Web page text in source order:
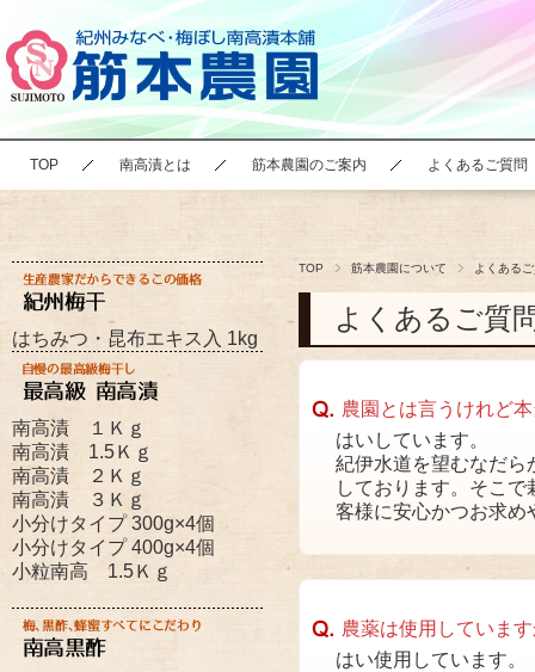
TOP 南高漬とは 筋本農園のご案内 よくあるご質問
TOP 筋本農園について よくある
よくあるご質
農園とは言うけれど
はいしています。
紀伊水道を望むなだら
しております。そこ
客様に安心かつお求め
農薬は使用していま
はい使用しています。
はちみつ・昆布エキス入 1kg
南高漬 １Ｋｇ
南高漬 1.5Ｋｇ
南高漬 ２Ｋｇ
南高漬 ３Ｋｇ
小分けタイプ 300g×4個
小分けタイプ 400g×4個
小粒南高 1.5Ｋｇ